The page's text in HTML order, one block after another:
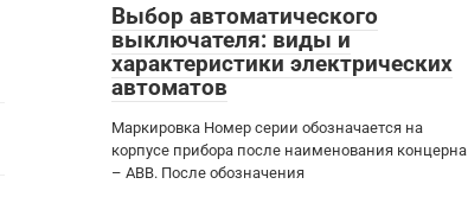
Выбор автоматического
выключателя: виды и
характеристики электрических
автоматов
Маркировка Номер серии обозначается на
корпусе прибора после наименования концерна
– ABB. После обозначения